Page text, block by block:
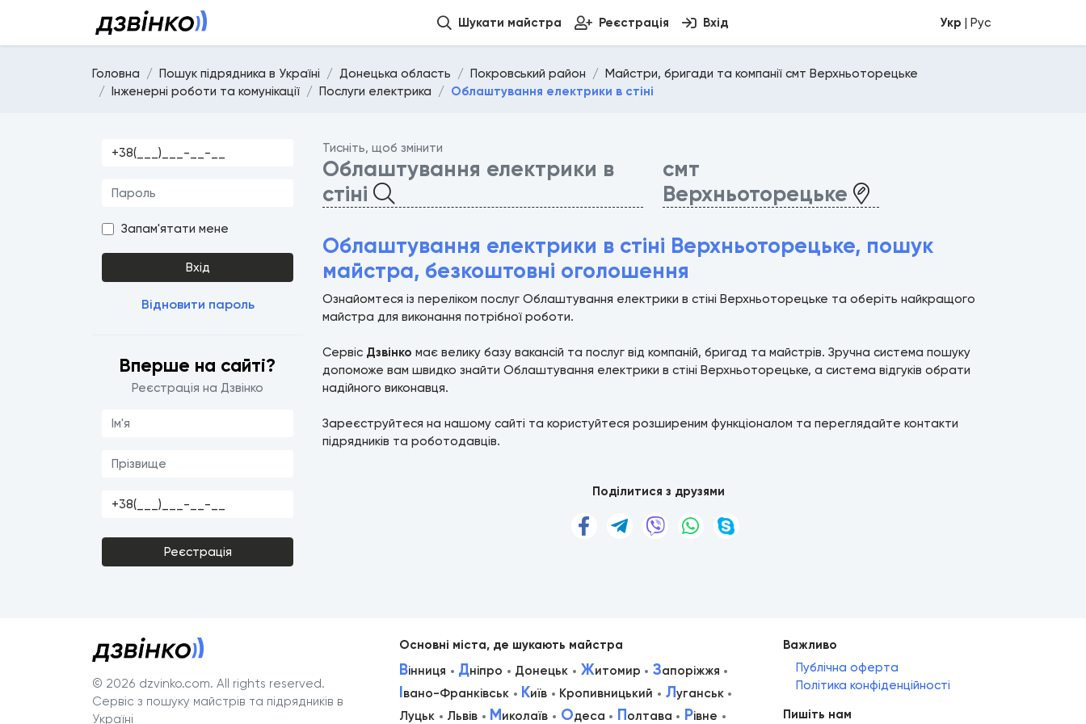
Шукати майстра Реєстрація Вхід Укр | Рус
Головна Пошук підрядника в Україні Донецька область Покровський район
Майстри, бригади та компанії смт Верхньоторецьке
Інженерні роботи та комунікації
Послуги електрика Облаштування електрики в стіні
Запам'ятати мене
Вхід
Відновити пароль
Вперше на сайті?
Реєстрація на Дзвінко
Реєстрація
Тисніть, щоб змінити
Облаштування електрики в
стіні
смт
Верхньоторецьке
Облаштування електрики в стіні Верхньоторецьке, пошук
майстра, безкоштовні оголошення
Ознайомтеся із переліком послуг Облаштування електрики в стіні Верхньоторецьке та оберіть найкращого
майстра для виконання потрібної роботи.
Сервіс Дзвінко має велику базу вакансій та послуг від компаній, бригад та майстрів. Зручна система пошуку
допоможе вам швидко знайти Облаштування електрики в стіні Верхньоторецьке, а система відгуків обрати
надійного виконавця.
Зареєструйтеся на нашому сайті та користуйтеся розширеним функціоналом та переглядайте контакти
підрядників та роботодавців.
Поділитися з друзями
© 2026 dzvinko.com. All rights reserved.
Сервіс з пошуку майстрів та підрядників в
Україні
Основні міста, де шукають майстра
Вінниця Дніпро Донецьк Житомир Запоріжжя
Івано-Франківськ Київ Кропивницький Луганськ
Луцьк
Львів Миколаїв Одеса Полтава Рівне
Важливо
Публічна оферта
Політика конфіденційності
Пишіть нам